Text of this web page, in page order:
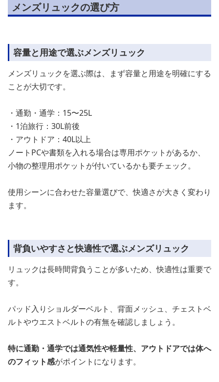
メンズリュックの選び方
容量と用途で選ぶメンズリュック
メンズリュックを選ぶ際は、まず容量と用途を明確にする
ことが大切です。
・通勤・通学：15〜25L
・1泊旅行：30L前後
・アウトドア：40L以上
ノートPCや書類を入れる場合は専用ポケットがあるか、
小物の整理用ポケットが付いているかも要チェック。
使用シーンに合わせた容量選びで、快適さが大きく変わり
ます。
背負いやすさと快適性で選ぶメンズリュック
リュックは長時間背負うことが多いため、快適性は重要で
す。
パッド入りショルダーベルト、背面メッシュ、チェストベ
ルトやウエストベルトの有無を確認しましょう。
特に通勤・通学では通気性や軽量性、アウトドアでは体へ
のフィット感がポイントになります。